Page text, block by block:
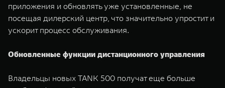
приложения и обновлять уже установленные, не
посещая дилерский центр, что значительно упростит и
ускорит процесс обслуживания.
Обновленные функции дистанционного управления
Владельцы новых TANK 500 получат еще больше